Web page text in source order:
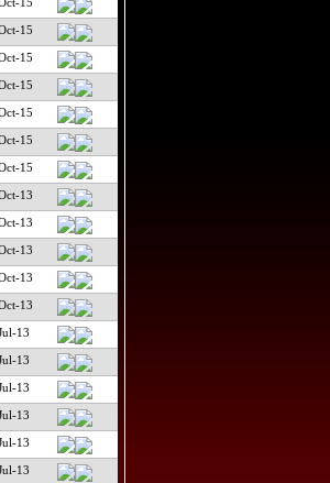
15
15
15
15
15
15
13
13
13
13
13
13
13
13
13
13
13